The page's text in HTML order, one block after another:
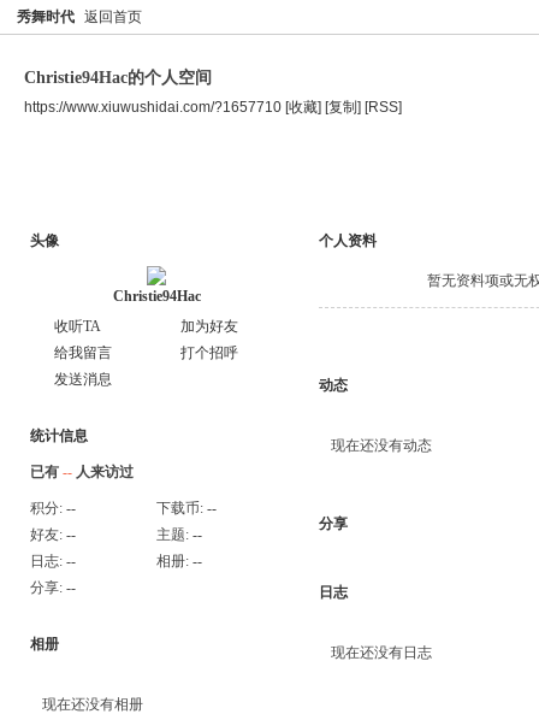
秀舞时代 返回首页
Christie94Hac的个人空间
https://www.xiuwushidai.com/?1657710 [收藏] [复制] [RSS]
头像
Christie94Hac
收听TA
加为好友
给我留言
打个招呼
发送消息
统计信息
已有 -- 人来访过
积分: -- 下载币: --
好友: -- 主题: --
日志: -- 相册: --
分享: --
相册
现在还没有相册
个人资料
暂无资料项或无
动态
现在还没有动态
分享
日志
现在还没有日志